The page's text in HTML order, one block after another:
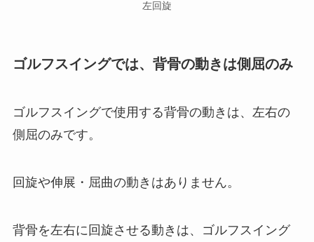
左回旋
ゴルフスイングでは、背骨の動きは側屈のみ
ゴルフスイングで使用する背骨の動きは、左右の
側屈のみです。
回旋や伸展・屈曲の動きはありません。
背骨を左右に回旋させる動きは、ゴルフスイング